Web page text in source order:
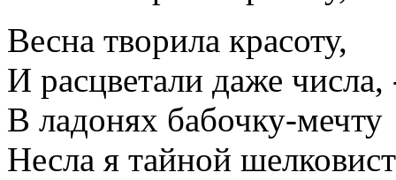
Весна творила красоту,
И расцветали даже числа,
В ладонях бабочку-мечту
Несла я тайной